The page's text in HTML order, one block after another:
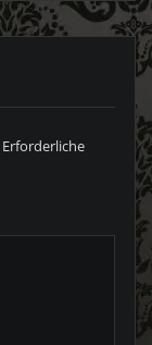
Erforderliche